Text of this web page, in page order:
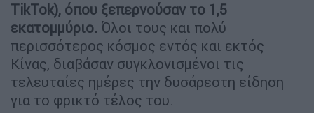
TikTok), όπου ξεπερνούσαν το 1,5
εκατομμύριο. Όλοι τους και πολύ
περισσότερος κόσμος εντός και εκτός
Κίνας, διαβάσαν συγκλονισμένοι τις
τελευταίες ημέρες την δυσάρεστη είδηση
για το φρικτό τέλος του.